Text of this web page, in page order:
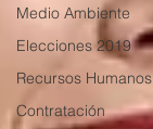
Medio Ambiente
Elecciones 2019
Recursos Humanos
Contratación